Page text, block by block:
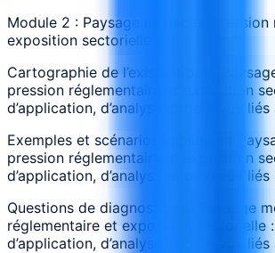
Module 2 : Paysage menaces,
exposition sectorielle
Cartographie de l’existant pour
pression réglementaire et exposition
d’application, d’analyse et de revue
Exemples et scénarios impliquant
pression réglementaire et exposition
d’application, d’analyse et de revue
Questions de diagnostic sur Paysage
réglementaire et exposition sectorielle
d’application, d’analyse et de revue